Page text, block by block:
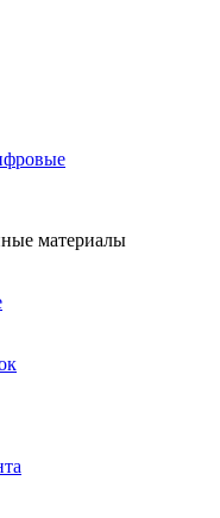
материалы